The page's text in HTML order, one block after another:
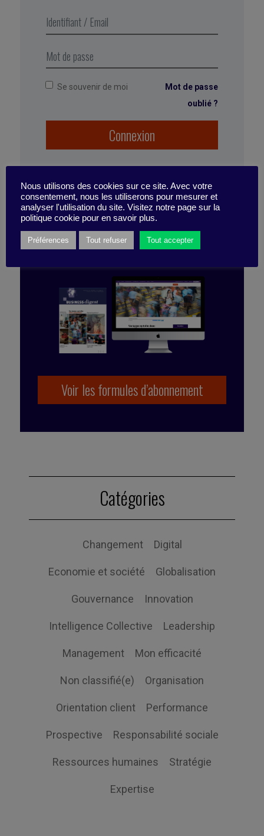
retour d’expérience et des recommandations
d’amélioration.
Se souvenir de moi
Mot de passe
oublié ?
Connexion
ABONNEZ-VOUS
À LA PUBLICATION
Voir les formules d’abonnement
culture d'entreprise
Environnement de travail,expérience,symétrie
des attentions,marketing,satisfaction client,
expérience client,expérience employé, création
de valeur
Catégories
Changement Digital
Economie et société Globalisation
Gouvernance Innovation
Intelligence Collective Leadership
Management Mon efficacité
Non classifié(e) Organisation
Orientation client Performance
Prospective Responsabilité sociale
Ressources humaines Stratégie
Expertise
Nous utilisons des cookies sur ce site. Avec votre
consentement, nous les utiliserons pour mesurer et
analyser l'utilisation du site. Visitez notre page sur la
politique cookie pour en savoir plus.
Préférences Tout refuser Tout accepter